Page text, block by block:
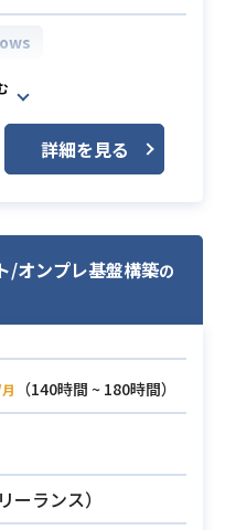
あたりミドルウェア
っていただきます。
め設計書の作成から
す。
の構築経験3年以上
保守の経験3年以上
の経験
詳細を見る
/オンプレ基盤構築の
（140時間 ~ 180時間）
ーランス）